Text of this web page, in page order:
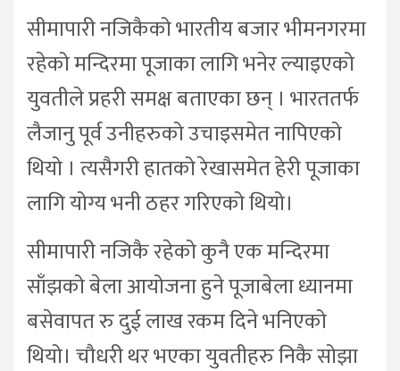
सीमापारी नजिकैको भारतीय बजार भीमनगरमा
रहेको मन्दिरमा पूजाका लागि भनेर ल्याइएको
युवतीले प्रहरी समक्ष बताएका छन् । भारततर्फ
लैजानु पूर्व उनीहरुको उचाइसमेत नापिएको
थियो । त्यसैगरी हातको रेखासमेत हेरी पूजाका
लागि योग्य भनी ठहर गरिएको थियो।
सीमापारी नजिकै रहेको कुनै एक मन्दिरमा
साँझको बेला आयोजना हुने पूजाबेला ध्यानमा
बसेवापत रु दुई लाख रकम दिने भनिएको
थियो। चौधरी थर भएका युवतीहरु निकै सोझा